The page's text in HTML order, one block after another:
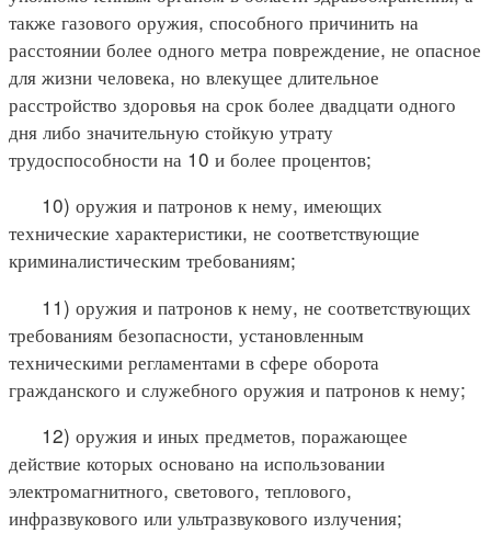
также газового оружия, способного причинить на
расстоянии более одного метра повреждение, не опасное
для жизни человека, но влекущее длительное
расстройство здоровья на срок более двадцати одного
дня либо значительную стойкую утрату
трудоспособности на 10 и более процентов;
10) оружия и патронов к нему, имеющих
технические характеристики, не соответствующие
криминалистическим требованиям;
11) оружия и патронов к нему, не соответствующих
требованиям безопасности, установленным
техническими регламентами в сфере оборота
гражданского и служебного оружия и патронов к нему;
12) оружия и иных предметов, поражающее
действие которых основано на использовании
электромагнитного, светового, теплового,
инфразвукового или ультразвукового излучения;